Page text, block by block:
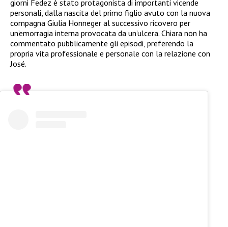
giorni Fedez è stato protagonista di importanti vicende
personali, dalla nascita del primo figlio avuto con la nuova
compagna Giulia Honneger al successivo ricovero per
un’emorragia interna provocata da un’ulcera. Chiara non ha
commentato pubblicamente gli episodi, preferendo la
propria vita professionale e personale con la relazione con
José.